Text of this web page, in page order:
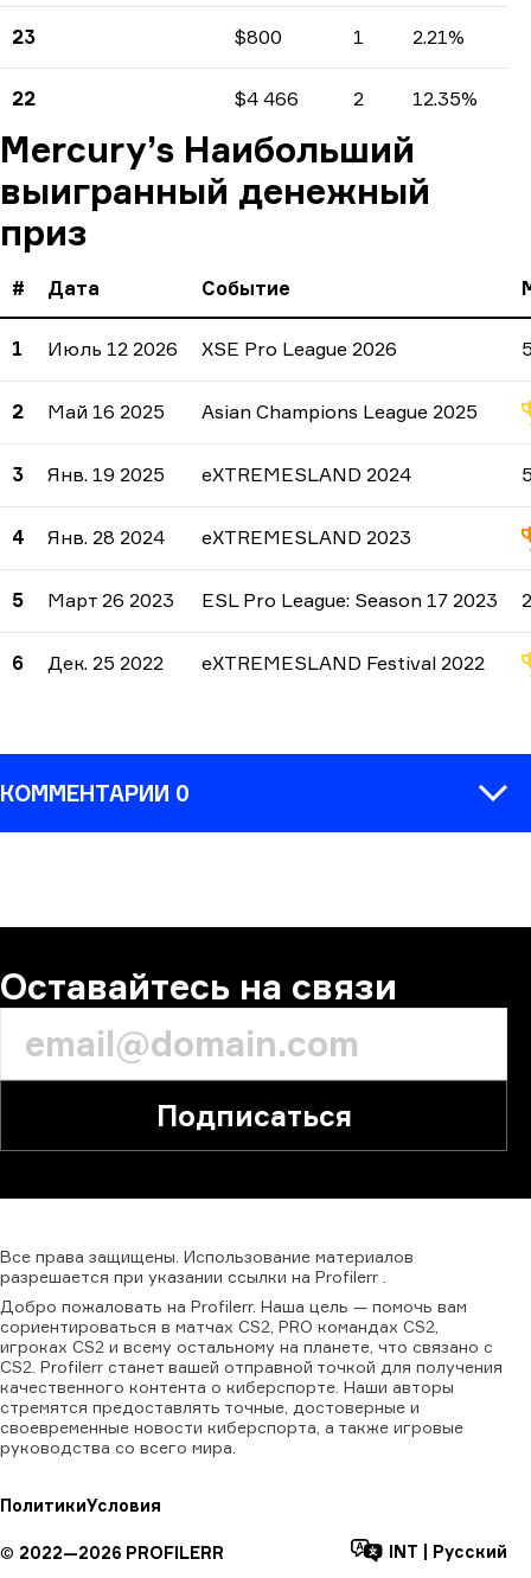
23 Доходы
$800
Количество турниров
1
Проценты 2.21%
22 Доходы
$4 466
Количество турниров
2
Проценты 12.35%
Mercury’s Наибольший
выигранный денежный
приз
# Дата Событие
1 Июль 12 2026 XSE Pro League 2026
2 Май 16 2025 Asian Champions League 2025
3 Янв. 19 2025 eXTREMESLAND 2024
4 Янв. 28 2024 eXTREMESLAND 2023
5 Март 26 2023 ESL Pro League: Season 17 2023
6 Дек. 25 2022 eXTREMESLAND Festival 2022
КОММЕНТАРИИ 0
Оставайтесь на связи
Подписаться
Все права защищены. Использование материалов
разрешается при указании ссылки на Profilerr
Добро пожаловать на Profilerr. Наша цель — помочь вам
сориентироваться в матчах CS2, PRO командах CS2,
игроках CS2 и всему остальному на планете, что связано с
CS2. Profilerr станет вашей отправной точкой для получения
качественного контента о киберспорте. Наши авторы
стремятся предоставлять точные, достоверные и
своевременные новости киберспорта, а также игровые
руководства со всего мира.
ПолитикиУсловия
© 2022—2026 PROFILERR INT Русский